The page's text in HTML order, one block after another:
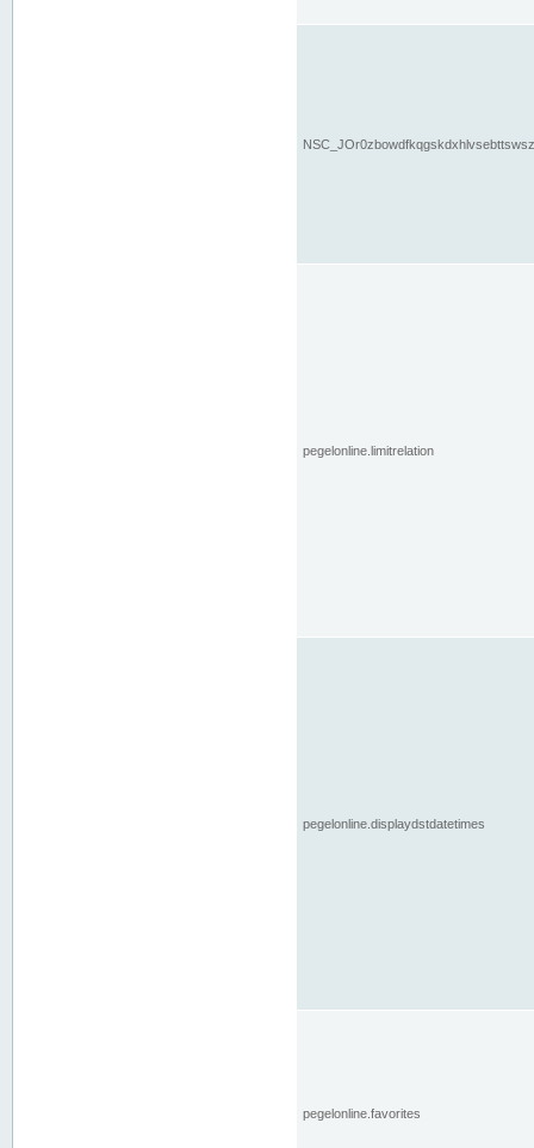
pegelonline.limitrelation
pegelonline.displaydstdatetimes
pegelonline.favorites